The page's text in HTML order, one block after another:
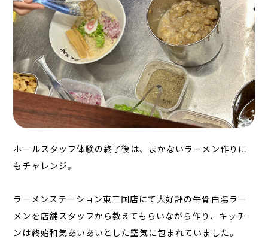
ホールスタッフ体験の終了後は、まかないラーメン作りに
もチャレンジ。
ラーメンステーション東三国店にて大好評の牛骨白湯ラー
メンを店舗スタッフから教えてもらいながら作り、キッチ
ンは終始和気あいあいとした空気に包まれていました。